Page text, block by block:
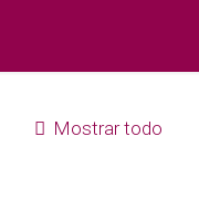
Mostrar todo